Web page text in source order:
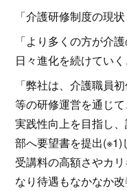
「介護研修制度の現
「より多くの方が介
日々進化を続けていく
「弊社は、介護職員
等の研修運営を通じ
実践性向上を目指し
部へ要望書を提出(※1)
受講料の高額さやカ
なり待遇もなかなか